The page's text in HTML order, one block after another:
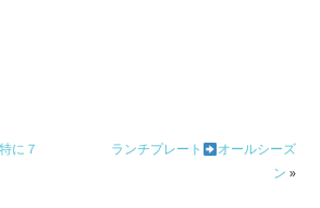
に７
ランチプレート
オールシーズ
ン »